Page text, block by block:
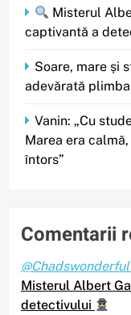
Misterul
captivantă a
Soare, mare și
adevărată
Vanin: „Cu
Marea era
întors”
Comentarii
Misterul Albert
detectivului